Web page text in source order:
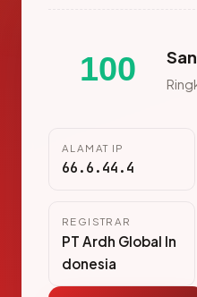
100
ALAMAT IP
66.6.44.4
REGISTRAR
PT Ardh Global In
donesia